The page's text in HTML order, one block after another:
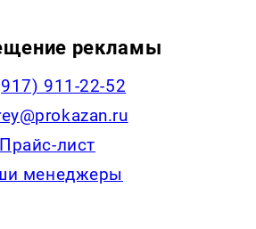
рекламы
911-22-52
Прайс-лист
менеджеры